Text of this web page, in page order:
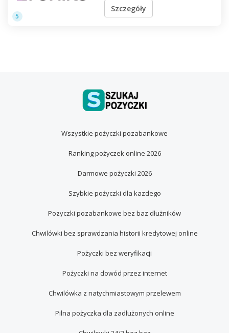
5
Szczegóły
Wszystkie pożyczki pozabankowe
Ranking pożyczek online 2026
Darmowe pożyczki 2026
Szybkie pożyczki dla kazdego
Pozyczki pozabankowe bez baz dłużników
Chwilówki bez sprawdzania historii kredytowej online
Pożyczki bez weryfikacji
Pożyczki na dowód przez internet
Chwilówka z natychmiastowym przelewem
Pilna pożyczka dla zadłużonych online